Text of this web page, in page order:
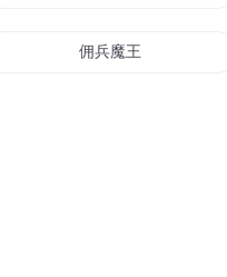
佣兵魔王